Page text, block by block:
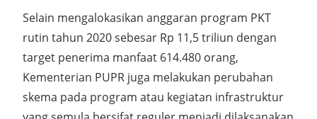
Selain mengalokasikan anggaran program PKT
rutin tahun 2020 sebesar Rp 11,5 triliun dengan
target penerima manfaat 614.480 orang,
Kementerian PUPR juga melakukan perubahan
skema pada program atau kegiatan infrastruktur